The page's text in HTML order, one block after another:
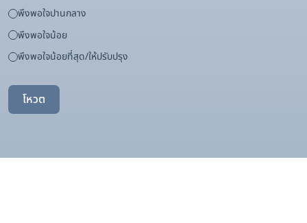
พึงพอใจปานกลาง
พึงพอใจน้อย
พึงพอใจน้อยที่สุด/ให้ปรับปรุง
โหวต